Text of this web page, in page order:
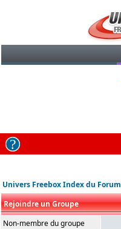
Univers Freebox Index du Forum
Rejoindre un Groupe
Non-membre du groupe